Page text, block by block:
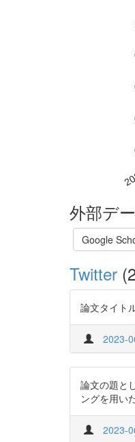
外部デ
Google
Twitter
論文タイト
2023-
論文の題と
ングを用い
2023-